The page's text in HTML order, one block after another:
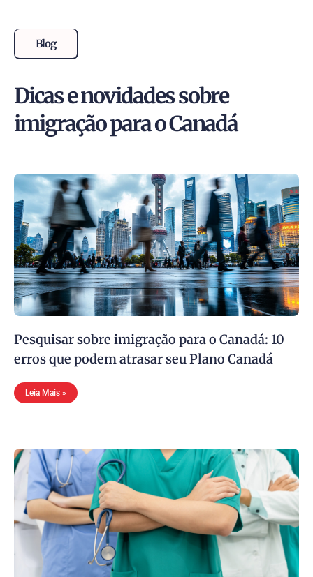
Blog
Dicas e novidades sobre
imigração para o Canadá
Pesquisar sobre imigração para o Canadá: 10
erros que podem atrasar seu Plano Canadá
Leia Mais »